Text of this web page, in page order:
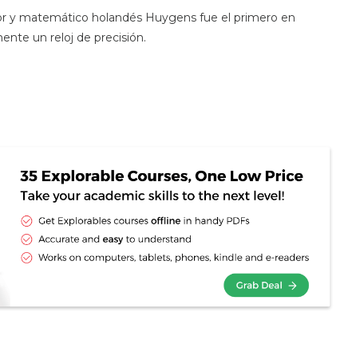
y matemático holandés Huygens fue el primero en
un reloj de precisión.